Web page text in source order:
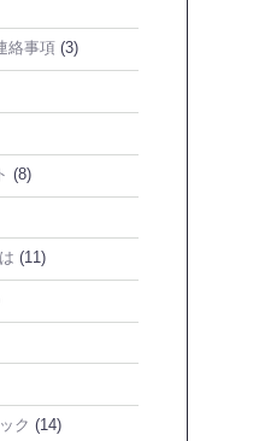
絡事項 (3)
(8)
(11)
ク (14)